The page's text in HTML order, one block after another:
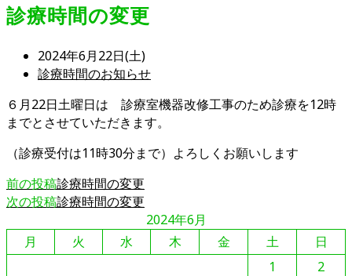
診療時間の変更
投
稿
開
日:
2024年6月22日(土)
投
カ
テ
ゴ
リ
ー:
診療時間のお知らせ
６月22日土曜日は 診療室機器改修工事のため診療を12時
までとさせていただきます。
（診療受付は11時30分まで）よろしくお願いします
そ
の
他
の
前の投稿診療時間の変更
次の投稿診療時間の変更
2024年6月
月
火 水 木 金 土
日
1
2